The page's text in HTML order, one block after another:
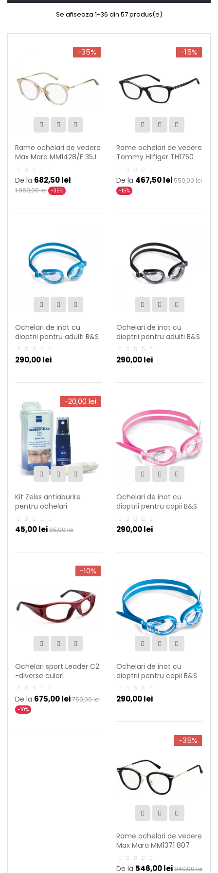
Se afiseaza 1-36 din 57 produs(e)
-35%
Rame ochelari de vedere
Max Mara MM1428/F 35J
De la 682,50 lei
1.050,00 lei -35%
-15%
Rame ochelari de vedere
Tommy Hilfiger TH1750
807
De la 467,50 lei550,00 lei
-15%
Ochelari de inot cu
dioptrii pentru adulti B&S
Shoptic
290,00 lei
Ochelari de inot cu
dioptrii pentru adulti B&S
Shoptic
290,00 lei
-20,00 lei
Kit Zeiss antiaburire
pentru ochelari
45,00 lei65,00 lei
Ochelari de inot cu
dioptrii pentru copii B&S
Shoptic
290,00 lei
-10%
Ochelari sport Leader C2
-diverse culori
De la 675,00 lei750,00 lei
-10%
Ochelari de inot cu
dioptrii pentru copii B&S
Shoptic
290,00 lei
-35%
Rame ochelari de vedere
Max Mara MM1371 807
De la 546,00 lei840,00 lei